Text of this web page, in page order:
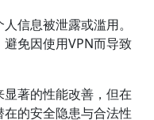
信息被泄露或滥用。
免因使用VPN而导致
著的性能改善，但在
的安全隐患与合法性